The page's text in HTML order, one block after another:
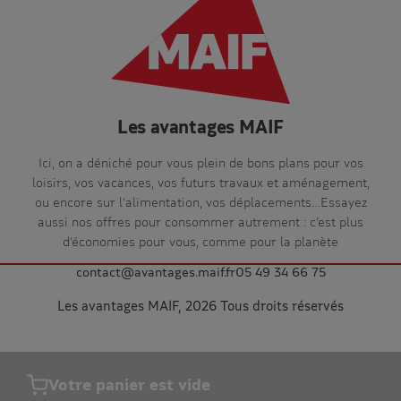
Votre panier est vide
Les avantages MAIF
Ici, on a déniché pour vous plein de bons plans pour vos
loisirs, vos vacances, vos futurs travaux et aménagement,
ou encore sur l’alimentation, vos déplacements…Essayez
aussi nos offres pour consommer autrement : c’est plus
d’économies pour vous, comme pour la planète
contact@avantages.maif.fr05 49 34 66 75
Les avantages MAIF, 2026 Tous droits réservés